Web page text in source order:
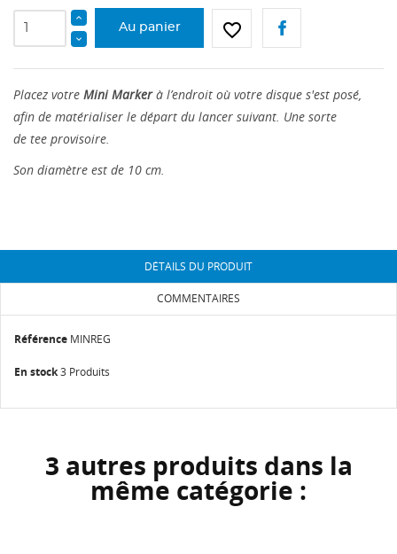
Au panier favorite_border
Placez votre Mini Markerà l’endroit où votre disque s'est posé,
afin de matérialiser le départ du lancer suivant. Une sorte
de tee provisoire.
Son diamètre est de 10 cm.
DÉTAILS DU PRODUIT
COMMENTAIRES
Référence MINREG
En stock3 Produits
3 autres produits dans la
même catégorie :
add_circle_outline
CRÉER UNE LISTE D'ENVIES
CONNEXION
Annuler